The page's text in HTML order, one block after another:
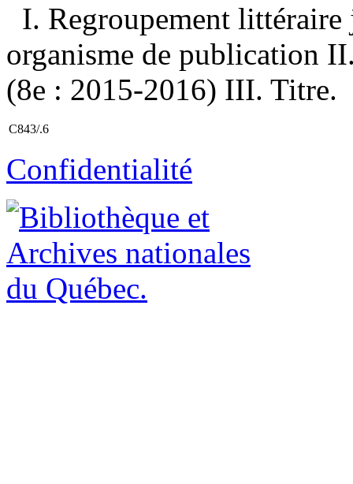
I. Regroupement littéraire
organisme de publication
(8e : 2015-2016) III. Titre.
C843/.6
Confidentialité